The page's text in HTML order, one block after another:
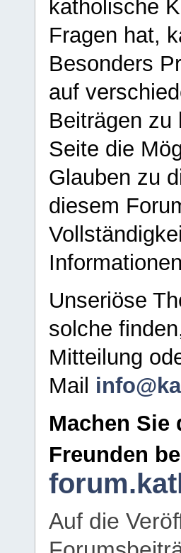
katholische
Fragen hat,
Besonders
auf
Beiträgen zu
Seite die
Glauben zu
diesem
Unseriöse
solche
Mitteilung
Mail
Machen Sie
Freunden
Auf die